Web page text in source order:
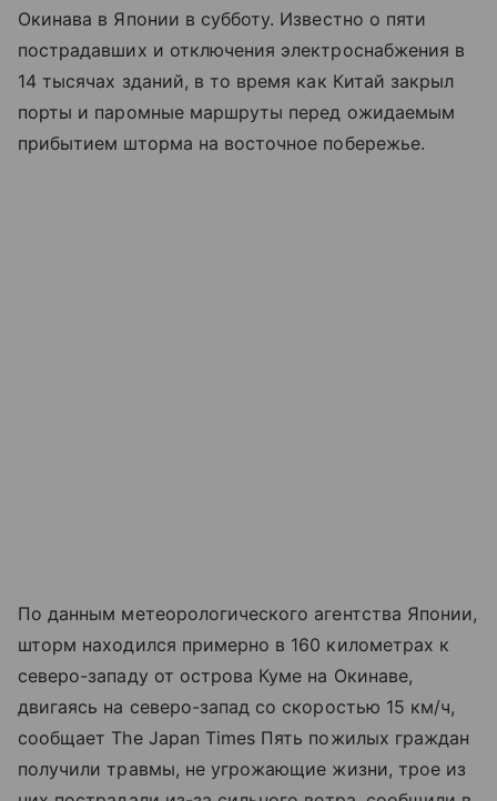
Окинава в Японии в субботу. Известно о пяти
пострадавших и отключения электроснабжения в
14 тысячах зданий, в то время как Китай закрыл
порты и паромные маршруты перед ожидаемым
прибытием шторма на восточное побережье.
По данным метеорологического агентства Японии,
шторм находился примерно в 160 километрах к
северо-западу от острова Куме на Окинаве,
двигаясь на северо-запад со скоростью 15 км/ч,
сообщает The Japan Times Пять пожилых граждан
получили травмы, не угрожающие жизни, трое из